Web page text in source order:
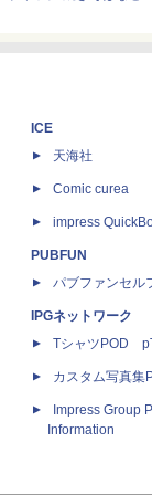
ICE
天海社
Comic curea
impress
PUBFUN
パブファンセル
IPGネットワーク
TシャツPOD
カスタム写真
Impress Group
Information